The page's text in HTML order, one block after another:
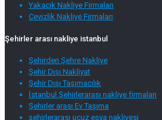
Yakacık Nakliye Firmaları
Cevizlik Nakliye Firmaları
Şehirler arası nakliye istanbul
Şehirden Şehre Nakliye
Şehir Dışı Nakliyat
Şehir Dışı Taşımacılık
İstanbul Şehirlerarası nakliye firmaları
Şehirler arası Ev Taşıma
şehirlerarası ucuz eşya nakliyesi